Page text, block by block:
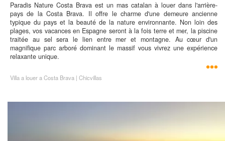
Paradis Nature Costa Brava est un mas catalan à louer dans l'arrière-
pays de la Costa Brava. Il offre le charme d'une demeure ancienne
typique du pays et la beauté de la nature environnante. Non loin des
plages, vos vacances en Espagne seront à la fois terre et mer, la piscine
traitée au sel sera le lien entre mer et montagne. Au cœur d'un
magnifique parc arboré dominant le massif vous vivrez une expérience
relaxante unique.
Villa a louer a Costa Brava | Chicvillas